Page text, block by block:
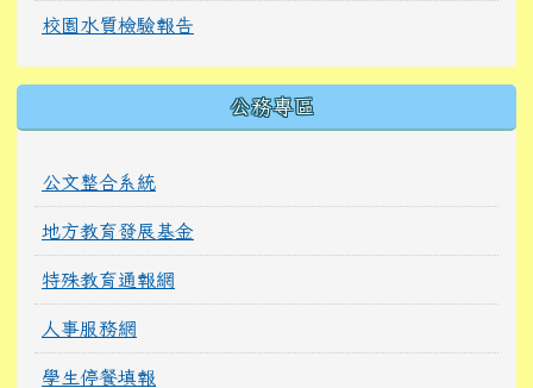
校園水質檢驗報告
公務專區
公文整合系統
地方教育發展基金
特殊教育通報網
人事服務網
學生停餐填報